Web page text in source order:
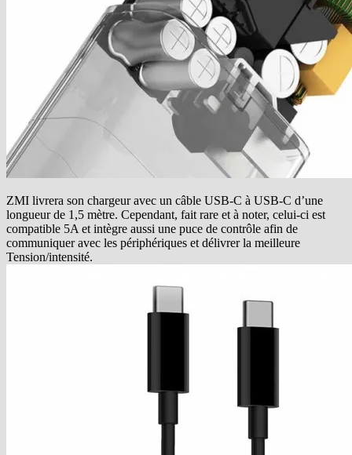
ZMI livrera son chargeur avec un câble USB-C à USB-C d’une
longueur de 1,5 mètre. Cependant, fait rare et à noter, celui-ci est
compatible 5A et intègre aussi une puce de contrôle afin de
communiquer avec les périphériques et délivrer la meilleure
Tension/intensité.